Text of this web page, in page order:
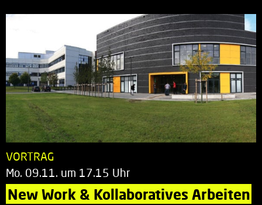
VORTRAG
Mo. 09.11. um 17.15 Uhr
New Work & Kollaboratives Arbeiten